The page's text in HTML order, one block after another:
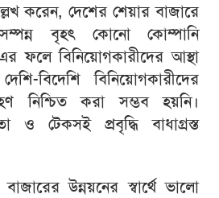
করেন, দেশের শেয়ার বাজারে
বৃহৎ কোনো কোম্পানি
ফলে বিনিয়োগকারীদের আস্থা
বিদেশি বিনিয়োগকারীদের
নিশ্চিত করা সম্ভব হয়নি।
ও টেকসই প্রবৃদ্ধি বাধাগ্রস্ত
উন্নয়নের স্বার্থে ভালো